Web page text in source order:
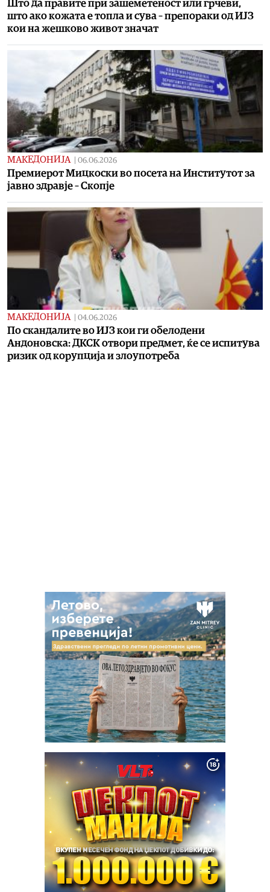
Што да правите при зашеметеност или грчеви,
што ако кожата е топла и сува – препораки од ИЈЗ
кои на жешково живот значат
МАКЕДОНИЈА 06.06.2026
Премиерот Мицкоски во посета на Институтот за
јавно здравје – Скопје
МАКЕДОНИЈА 04.06.2026
По скандалите во ИЈЗ кои ги обелодени
Андоновска: ДКСК отвори предмет, ќе се испитува
ризик од корупција и злоупотреба